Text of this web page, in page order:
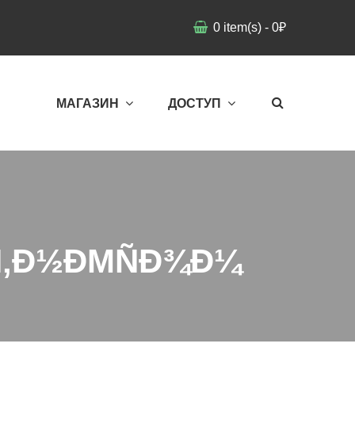
0 item(s) - 0₽
МАГАЗИН ДОСТУП